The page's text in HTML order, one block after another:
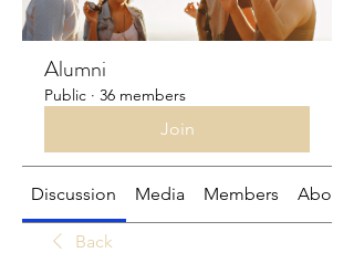
Alumni
Public · 36 members
Join
Discussion Media Members About
Back